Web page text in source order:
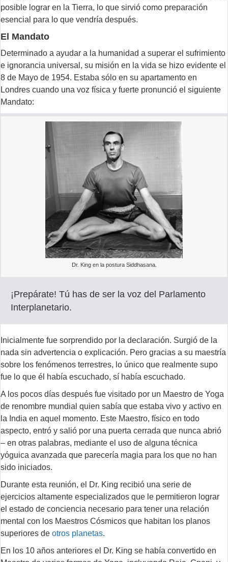
posible lograr en la Tierra, lo que sirvió como preparación
esencial para lo que vendría después.
El Mandato
Determinado a ayudar a la humanidad a superar el sufrimiento
e ignorancia universal, su misión en la vida se hizo evidente el
8 de Mayo de 1954. Estaba sólo en su apartamento en
Londres cuando una voz física y fuerte pronunció el siguiente
Mandato:
Dr. King en la postura Siddhasana.
¡Prepárate! Tú has de ser la voz del Parlamento
Interplanetario.
Inicialmente fue sorprendido por la declaración. Surgió de la
nada sin advertencia o explicación. Pero gracias a su maestría
sobre los fenómenos terrestres, lo único que realmente supo
fue lo que él había escuchado, sí había escuchado.
A los pocos días después fue visitado por un Maestro de Yoga
de renombre mundial quien sabía que estaba vivo y activo en
la India en aquel momento. Este Maestro, físico en todo
aspecto, entró y salió por una puerta cerrada que nunca abrió
– en otras palabras, mediante el uso de alguna técnica
yóguica avanzada que parecería magia para los que no han
sido iniciados.
Durante esta reunión, el Dr. King recibió una serie de
ejercicios altamente especializados que le permitieron lograr
el estado de conciencia necesario para tener una relación
mental con los Maestros Cósmicos que habitan los planos
superiores de otros planetas.
En los 10 años anteriores el Dr. King se había convertido en